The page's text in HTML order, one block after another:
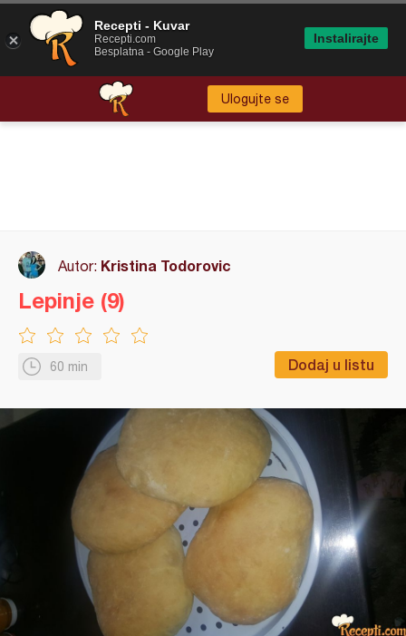
Ulogujte se
Autor: Kristina Todorovic
60 min Dodaj u listu
Lepinje (9)
Recepti - Kuvar
Recepti.com
Besplatna - Google Play
Instalirajte